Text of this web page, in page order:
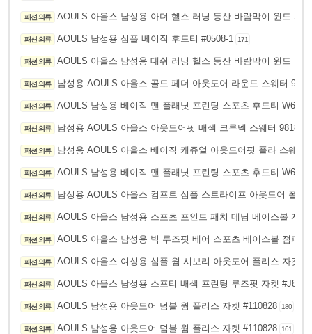
패션 의류 AOULS 아울스 남성용 아더 헬스 러닝 등산 바람막이 윈드 자
패션 의류 AOULS 남성용 심플 베이직 후드티 #0508-1 171
패션 의류 AOULS 아울스 남성용 대쉬 러닝 헬스 등산 바람막이 윈드 자
패션 의류 남성용 AOULS 아울스 골드 페더 아웃도어 라운드 스웨터 9826
패션 의류 AOULS 남성용 베이직 맨 플래닛 프린팅 스포츠 후드티 W6212
패션 의류 남성용 AOULS 아울스 아웃도어핏 배색 크루넥 스웨터 9818
패션 의류 남성용 AOULS 아울스 베이직 캐쥬얼 아웃도어핏 폴라 스웨터
패션 의류 AOULS 남성용 베이직 맨 플래닛 프린팅 스포츠 후드티 W6212
패션 의류 남성용 AOULS 아울스 컴포트 심플 스트라이프 아웃도어 폴라
패션 의류 AOULS 아울스 남성용 스포츠 포인트 패치 데님 베이스볼 자켓
패션 의류 AOULS 아울스 남성용 빅 루즈핏 베어 스포츠 베이스볼 점퍼
패션 의류 AOULS 아울스 여성용 심플 웜 시보리 아웃도어 플리스 자켓
패션 의류 AOULS 아울스 남성용 스포티 배색 프린팅 루즈핏 자켓 #J836
패션 의류 AOULS 남성용 아웃도어 덤블 웜 플리스 자켓 #110828 180
패션 의류 AOULS 남성용 아웃도어 덤블 웜 플리스 자켓 #110828 161